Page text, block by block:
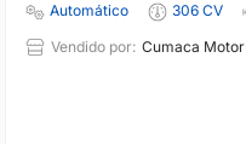
Automático
306 CV
Vendido por: Cumaca Motor